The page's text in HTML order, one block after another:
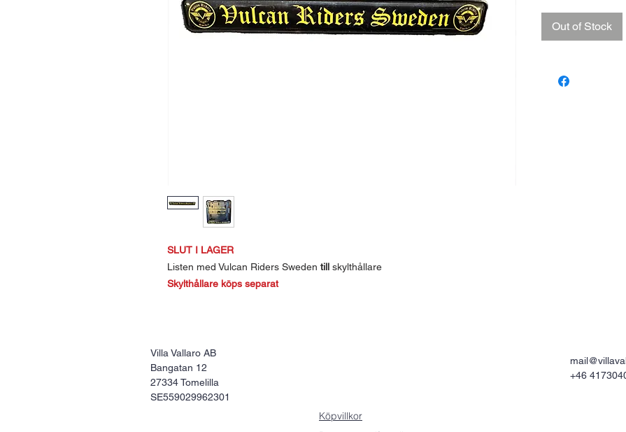
SLUT I LAGER
Listen med Vulcan Riders Sweden till skylthållare
Skylthållare köps separat
Out of Stock
Villa Vallaro AB
Bangatan 12
27334 Tomelilla
SE559029962301
+46
Köpvillkor